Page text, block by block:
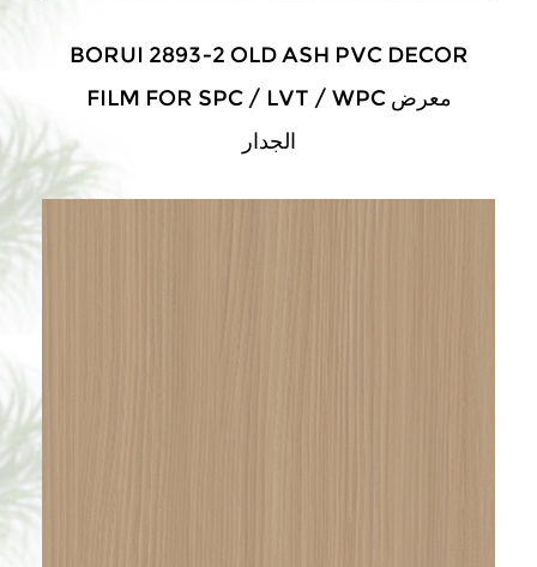
BORUI 2893-2 OLD ASH PVC DECOR
FILM FOR SPC / LVT / WPC معرض
الجدار